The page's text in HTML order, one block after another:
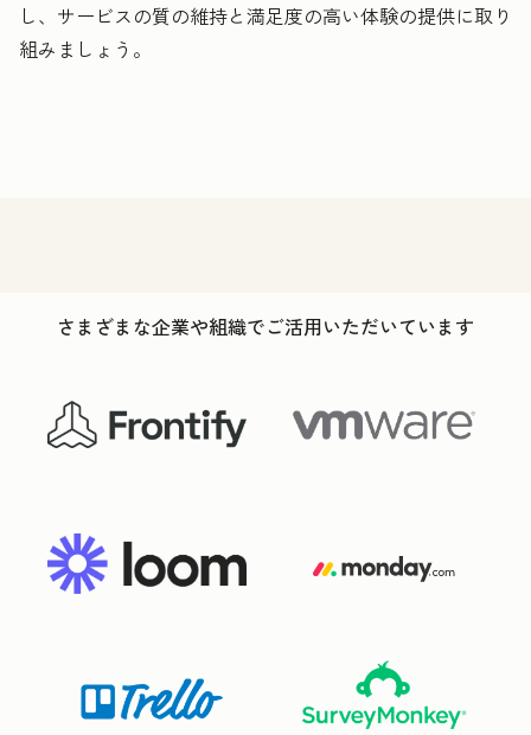
し、サービスの質の維持と満足度の高い体験の提供に取り
組みましょう。
さまざまな企業や組織でご活用いただいています